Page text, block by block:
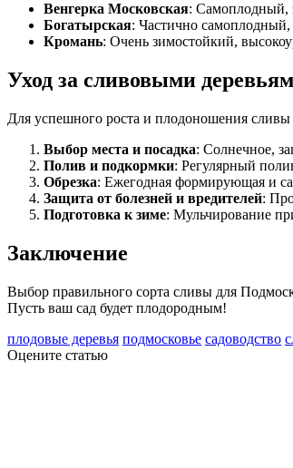
Венгерка Московская: Самоплодный,
Богатырская: Частично
Кромань: Очень зимостойкий,
Уход за сливовыми
Для успешного роста и плодоношения
Выбор места и посадка: Солнечное,
Полив и подкормки: Регулярный
Обрезка: Ежегодная формирующая и
Защита от болезней и вредителей:
Подготовка к зиме: Мульчирование
Заключение
Выбор правильного сорта сливы для
Пусть ваш сад будет плодородным!
плодовые деревья подмосковье садоводство
Оцените статью